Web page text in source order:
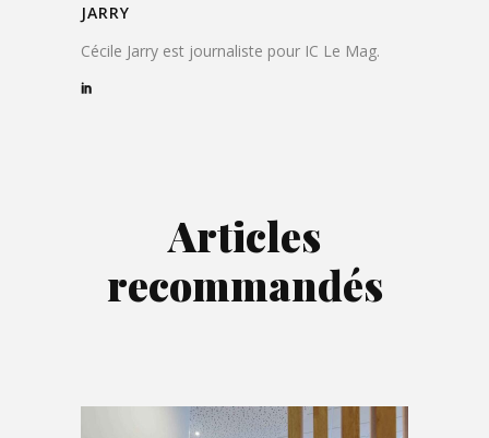
JARRY
Cécile Jarry est journaliste pour IC Le Mag.
Articles
recommandés